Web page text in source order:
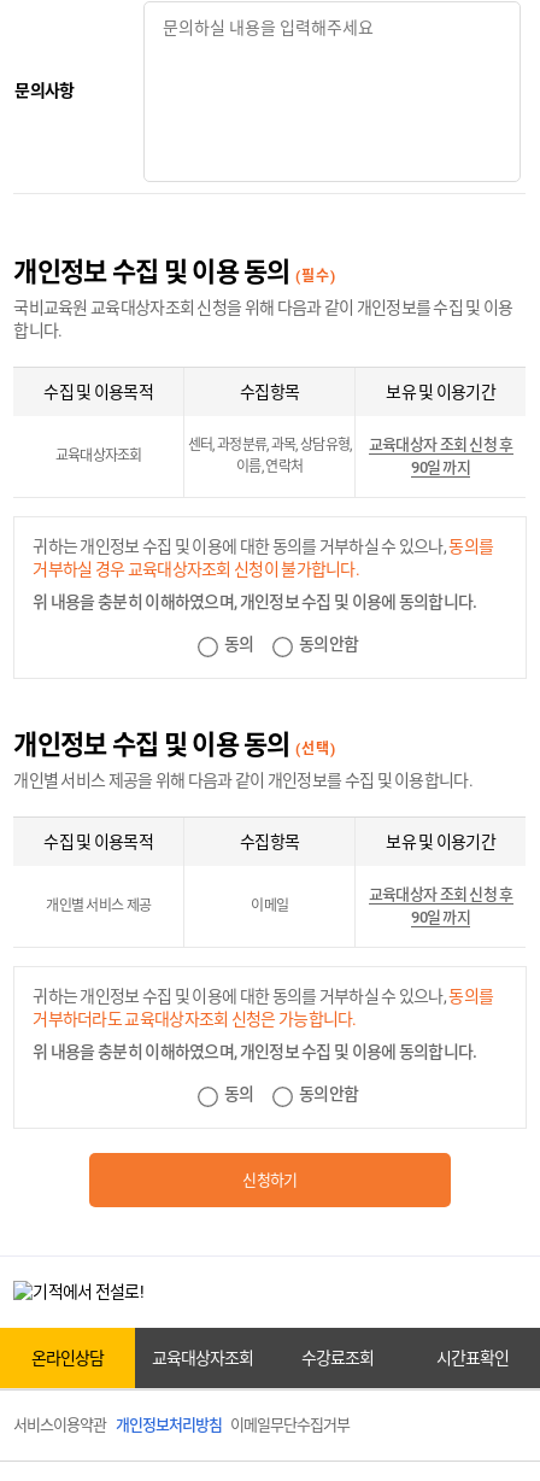
문의사항
개인정보 수집 및 이용 동의(필수)
국비교육원 교육대상자조회 신청을 위해 다음과 같이 개인정보를 수집 및 이용
합니다.
수집 및 이용목적 수집항목 보유 및 이용기간
교육대상자조회
센터, 과정분류, 과목, 상담유형,
이름, 연락처
교육대상자 조회 신청 후
90일 까지
귀하는 개인정보 수집 및 이용에 대한 동의를 거부하실 수 있으나,동의를
거부하실 경우 교육대상자조회 신청이 불가합니다.
위 내용을 충분히 이해하였으며, 개인정보 수집 및 이용에 동의합니다.
동의 동의안함
개인정보 수집 및 이용 동의(선택)
개인별 서비스 제공을 위해 다음과 같이 개인정보를 수집 및 이용합니다.
수집 및 이용목적 수집항목 보유 및 이용기간
개인별 서비스 제공 이메일
교육대상자 조회 신청 후
90일 까지
귀하는 개인정보 수집 및 이용에 대한 동의를 거부하실 수 있으나,동의를
거부하더라도 교육대상자조회 신청은 가능합니다.
위 내용을 충분히 이해하였으며, 개인정보 수집 및 이용에 동의합니다.
동의 동의안함
신청하기
원서접수
교육대상자조회
온라인상담 교육대상자조회 수강료조회 시간표확인
서비스이용약관 개인정보처리방침 이메일무단수집거부